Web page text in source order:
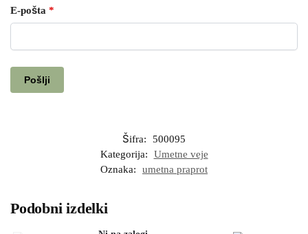
E-pošta *
Šifra:
500095
Kategorija:
Umetne veje
Oznaka:
umetna praprot
Podobni izdelki